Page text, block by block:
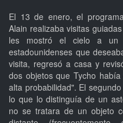
El 13 de enero, el
Alain realizaba visitas
les mostró el cielo a un
estadounidenses que
visita, regresó a casa y
dos objetos que Tycho
alta probabilidad". El
lo que lo distinguía de un
no se tratara de un objeto